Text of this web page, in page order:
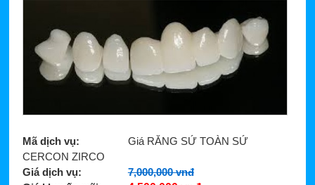
Mã dịch vụ:
Giá RĂNG SỨ TOÀN SỨ
CERCON ZIRCO
Giá dịch vụ:
7,000,000 vnđ